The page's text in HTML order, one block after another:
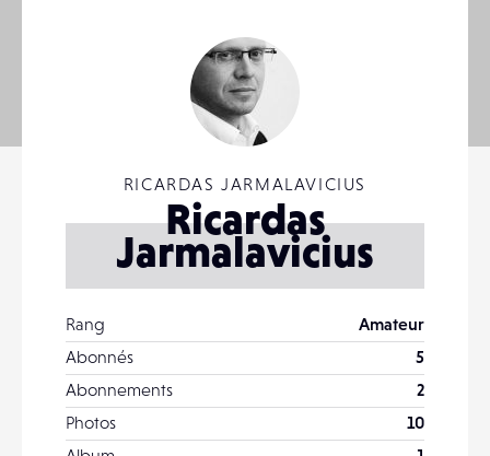
RICARDAS JARMALAVICIUS
Ricardas
Jarmalavicius
Rang
Amateur
Abonnés
5
Abonnements
2
Photos
10